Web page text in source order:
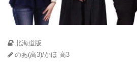
北海道版
のあ(高3)/かほ 高3